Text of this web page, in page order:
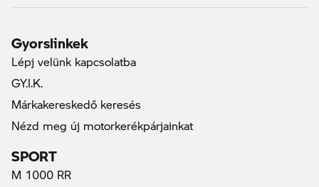
Gyorslinkek
Lépj velünk kapcsolatba
GY.I.K.
Márkakereskedő keresés
Nézd meg új motorkerékpárjainkat
SPORT
M 1000 RR